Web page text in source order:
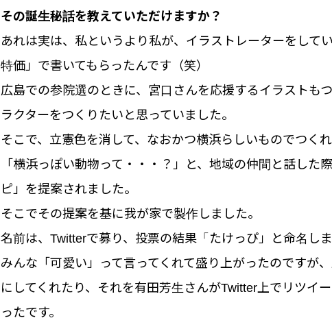
その誕生秘話を教えていただけますか？
あれは実は、私というより私が、イラストレーターをして
特価」で書いてもらったんです（笑）
広島での参院選のときに、宮口さんを応援するイラストも
ラクターをつくりたいと思っていました。
そこで、立憲色を消して、なおかつ横浜らしいものでつく
「横浜っぽい動物って・・・？」と、地域の仲間と話した
ピ」を提案されました。
そこでその提案を基に我が家で製作しました。
名前は、Twitterで募り、投票の結果「たけっぴ」と命名しま
みんな「可愛い」って言ってくれて盛り上がったのですが
にしてくれたり、それを有田芳生さんがTwitter上でリツイ
ったです。